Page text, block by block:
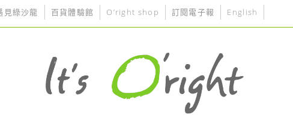
見綠沙龍 百貨體驗館 O’right shop 訂閱電子報 English